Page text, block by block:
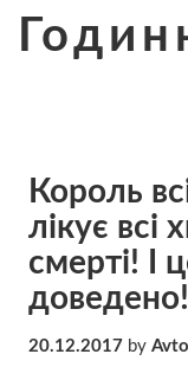
Король
лікує всі
смерті! І
доведено!
20.12.2017 by